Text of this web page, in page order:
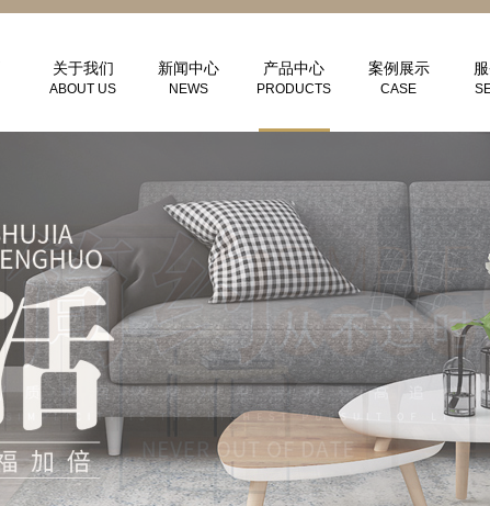
关于我们
ABOUT US
新闻中心
NEWS
产品中心
PRODUCTS
案例展示
CASE